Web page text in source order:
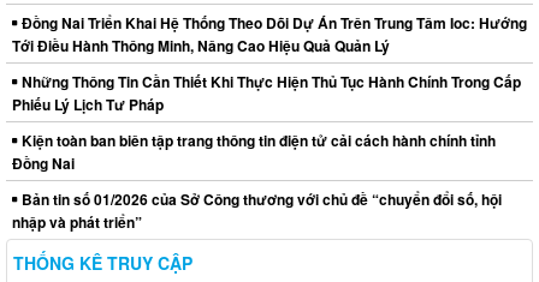
Đồng Nai Triển Khai Hệ Thống Theo Dõi Dự Án Trên Trung Tâm Ioc: Hướng
Tới Điều Hành Thông Minh, Nâng Cao Hiệu Quả Quản Lý
Những Thông Tin Cần Thiết Khi Thực Hiện Thủ Tục Hành Chính Trong Cấp
Phiếu Lý Lịch Tư Pháp
Kiện toàn ban biên tập trang thông tin điện tử cải cách hành chính tỉnh
Đồng Nai
Bản tin số 01/2026 của Sở Công thương với chủ đề “chuyển đổi số, hội
nhập và phát triển”
THỐNG KÊ TRUY CẬP